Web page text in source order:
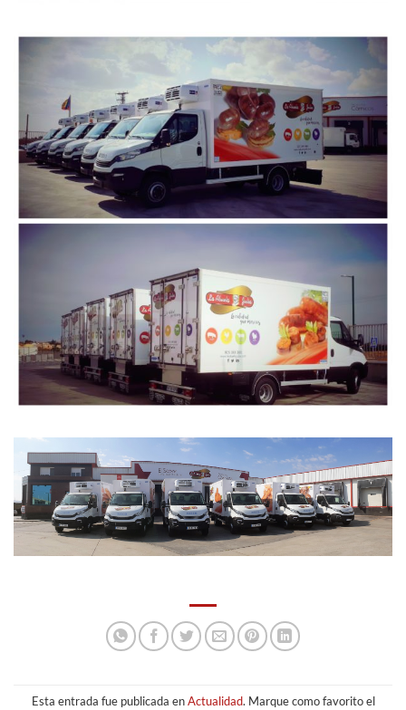
Esta entrada fue publicada enActualidad. Marque como favorito el